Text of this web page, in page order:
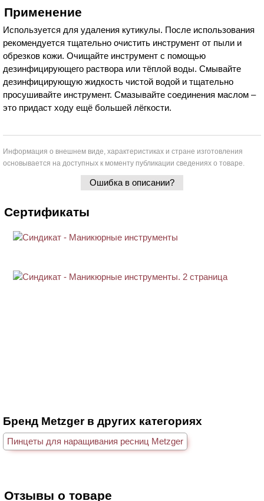
Применение
Используется для удаления кутикулы. После использования
рекомендуется тщательно очистить инструмент от пыли и
обрезков кожи. Очищайте инструмент с помощью
дезинфицирующего раствора или тёплой воды. Смывайте
дезинфицирующую жидкость чистой водой и тщательно
просушивайте инструмент. Смазывайте соединения маслом –
это придаст ходу ещё большей лёгкости.
Информация о внешнем виде, характеристиках и стране изготовления
основывается на доступных к моменту публикации сведениях о товаре.
Ошибка в описании?
Сертификаты
Бренд Metzger в других категориях
Пинцеты для наращивания ресниц Metzger
Отзывы о товаре